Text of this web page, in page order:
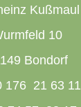
Kußmaul
10
Bondorf
176 21 63